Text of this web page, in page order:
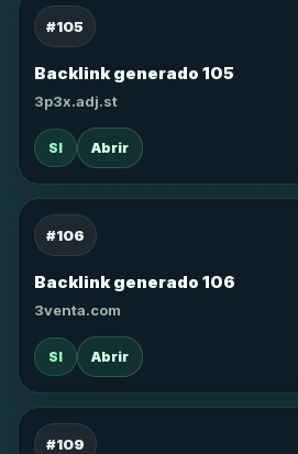
#105
Backlink generado 105
3p3x.adj.st
SI Abrir
#106
Backlink generado 106
3venta.com
SI Abrir
#109